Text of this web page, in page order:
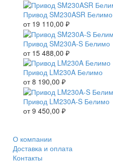
Привод SM230ASR Белимо
от 19 110,00 ₽
Привод SM230A-S Белимо
от 15 488,00 ₽
Привод LM230A Белимо
от8 190,00 ₽
Привод LM230A-S Белимо
от9 450,00 ₽
О компании
Доставка и оплата
Контакты